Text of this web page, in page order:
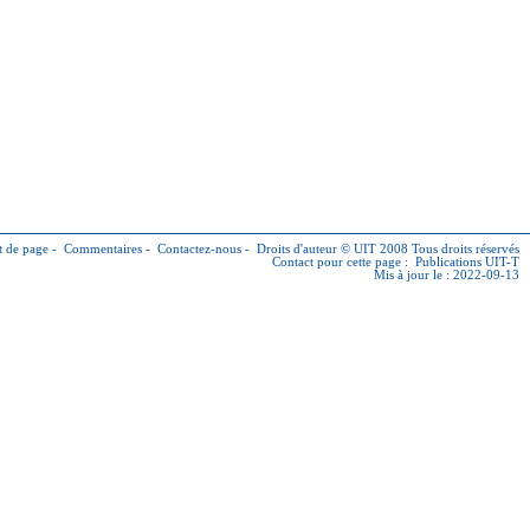
de page - Commentaires - Contactez-nous - Droits d'auteur © UIT 2008 Tous droits réservés
Contact pour cette page : Publications UIT-T
Mis à jour le : 2022-09-13